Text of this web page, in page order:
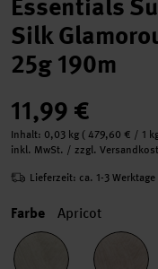
Essentials
Silk
25g 190m
11,99 €
Inhalt: 0,03 kg (479,60 € / 1
inkl. MwSt. / zzgl.
Lieferzeit: ca. 1-3 Werktage
Farbe Apricot